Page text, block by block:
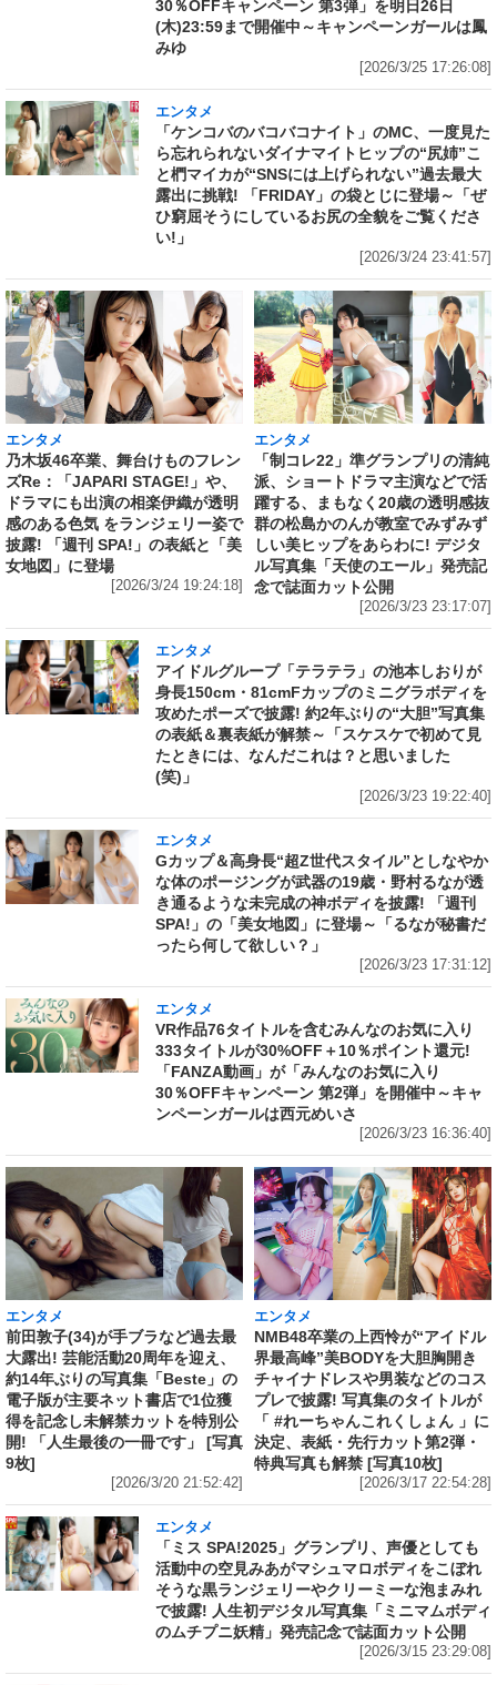
30％OFFキャンペーン 第3弾」を明日26日
(木)23:59まで開催中～キャンペーンガールは鳳
みゆ
[2026/3/25 17:26:08]
エンタメ
「ケンコバのバコバコナイト」のMC、一度見た
ら忘れられないダイナマイトヒップの“尻姉”こ
と椚マイカが“SNSには上げられない”過去最大
露出に挑戦! 「FRIDAY」の袋とじに登場～「ぜ
ひ窮屈そうにしているお尻の全貌をご覧くださ
い!」
[2026/3/24 23:41:57]
エンタメ
乃木坂46卒業、舞台けものフレン
ズRe：「JAPARI STAGE!」や、
ドラマにも出演の相楽伊織が透明
感のある色気 をランジェリー姿で
披露! 「週刊 SPA!」の表紙と「美
女地図」に登場
[2026/3/24 19:24:18]
エンタメ
「制コレ22」準グランプリの清純
派、ショートドラマ主演などで活
躍する、まもなく20歳の透明感抜
群の松島かのんが教室でみずみず
しい美ヒップをあらわに! デジタ
ル写真集「天使のエール」発売記
念で誌面カット公開
[2026/3/23 23:17:07]
エンタメ
アイドルグループ「テラテラ」の池本しおりが
身長150cm・81cmFカップのミニグラボディを
攻めたポーズで披露! 約2年ぶりの“大胆”写真集
の表紙＆裏表紙が解禁～「スケスケで初めて見
たときには、なんだこれは？と思いました
(笑)」
[2026/3/23 19:22:40]
エンタメ
Gカップ＆高身長“超Z世代スタイル”としなやか
な体のポージングが武器の19歳・野村るなが透
き通るような未完成の神ボディを披露! 「週刊
SPA!」の「美女地図」に登場～「るなが秘書だ
ったら何して欲しい？」
[2026/3/23 17:31:12]
エンタメ
VR作品76タイトルを含むみんなのお気に入り
333タイトルが30%OFF＋10％ポイント還元!
「FANZA動画」が「みんなのお気に入り
30％OFFキャンペーン 第2弾」を開催中～キャ
ンペーンガールは西元めいさ
[2026/3/23 16:36:40]
エンタメ
前田敦子(34)が手ブラなど過去最
大露出! 芸能活動20周年を迎え、
約14年ぶりの写真集「Beste」の
電子版が主要ネット書店で1位獲
得を記念し未解禁カットを特別公
開! 「人生最後の一冊です」 [写真
9枚]
[2026/3/20 21:52:42]
エンタメ
NMB48卒業の上西怜が“アイドル
界最高峰”美BODYを大胆胸開き
チャイナドレスや男装などのコス
プレで披露! 写真集のタイトルが
「 #れーちゃんこれくしょん 」に
決定、表紙・先行カット第2弾・
特典写真も解禁 [写真10枚]
[2026/3/17 22:54:28]
エンタメ
「ミス SPA!2025」グランプリ、声優としても
活動中の空見みあがマシュマロボディをこぼれ
そうな黒ランジェリーやクリーミーな泡まみれ
で披露! 人生初デジタル写真集「ミニマムボディ
のムチプニ妖精」発売記念で誌面カット公開
[2026/3/15 23:29:08]